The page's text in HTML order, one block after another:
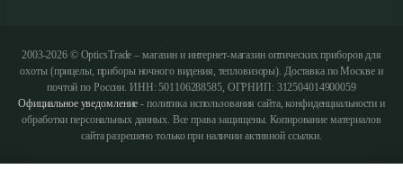
2003-2026 © OpticsTrade – магазин и интернет-магазин оптических приборов для
охоты (прицелы, приборы ночного видения, тепловизоры). Доставка по Москве и
почтой по России. ИНН: 501106288585, ОГРНИП: 312504014900059
Официальное уведомление - политика использования сайта, конфиденциальности и
обработки персональных данных. Все права защищены. Копирование материалов
сайта разрешено только при наличии активной ссылки.